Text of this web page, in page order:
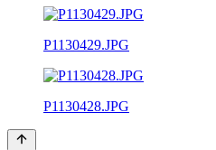
P1130429.JPG
P1130428.JPG